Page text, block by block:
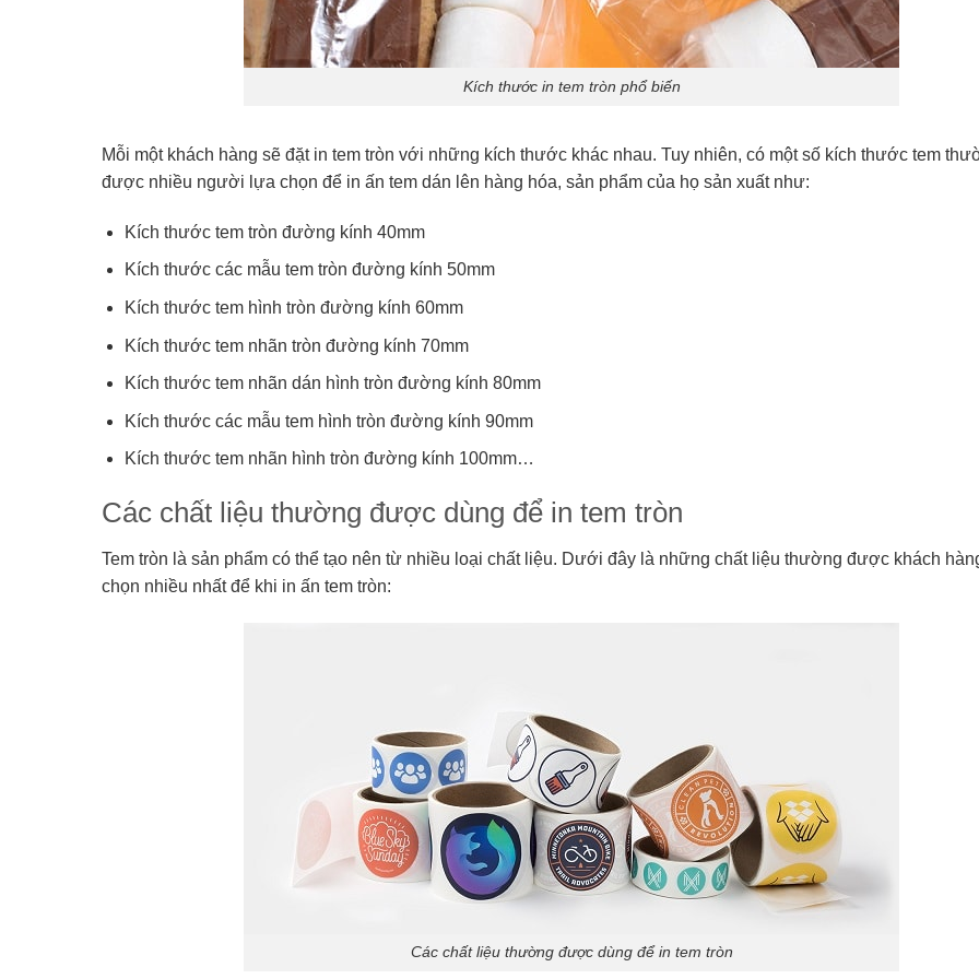
Kích thước in tem tròn phổ biến
Mỗi một khách hàng sẽ đặt in tem tròn với những kích thước khác nhau. Tuy nhiên, có một số kích thước tem
được nhiều người lựa chọn để in ấn tem dán lên hàng hóa, sản phẩm của họ sản xuất như:
Kích thước tem tròn đường kính 40mm
Kích thước các mẫu tem tròn đường kính 50mm
Kích thước tem hình tròn đường kính 60mm
Kích thước tem nhãn tròn đường kính 70mm
Kích thước tem nhãn dán hình tròn đường kính 80mm
Kích thước các mẫu tem hình tròn đường kính 90mm
Kích thước tem nhãn hình tròn đường kính 100mm…
Các chất liệu thường được dùng để in tem tròn
Tem tròn là sản phẩm có thể tạo nên từ nhiều loại chất liệu. Dưới đây là những chất liệu thường được khách
chọn nhiều nhất để khi in ấn tem tròn:
Các chất liệu thường được dùng để in tem tròn